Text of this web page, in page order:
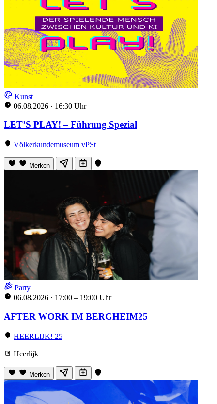
Kunst
06.08.2026 · 16:30 Uhr
LET’S PLAY! – Führung Spezial
Völkerkundemuseum vPSt
Merken
Party
06.08.2026 · 17:00 – 19:00 Uhr
AFTER WORK IM BERGHEIM25
HEERLIJK! 25
Heerlijk
Merken